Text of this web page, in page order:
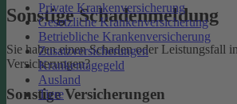
Private Krankenversicherung
Gesetzliche Krankenversicherung
Betriebliche Krankenversicherung
Zusatzversicherungen
Krankentagegeld
Ausland
Tiere
Sonstige Schadenmeldung
Sie haben einen Schaden oder Leistungsfall
Versicherungen?
Sonstige Versicherungen